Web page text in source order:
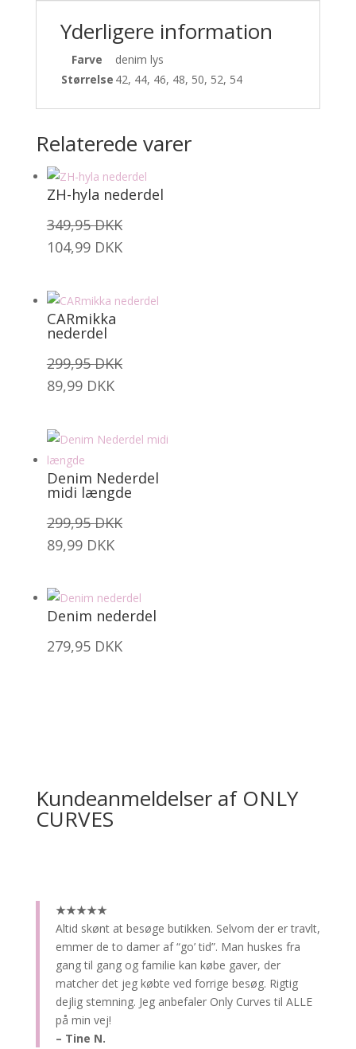
Yderligere information
Farve
denim lys
Størrelse 42, 44, 46, 48, 50, 52, 54
Relaterede varer
ZH-hyla nederdel
349,95DKK
104,99 DKK
CARmikka
nederdel
299,95DKK
89,99 DKK
Denim Nederdel
midi længde
299,95DKK
89,99 DKK
Denim nederdel
279,95 DKK
Kundeanmeldelser af ONLY
CURVES
★★★★★
Altid skønt at besøge butikken. Selvom der er travlt,
emmer de to damer af “go’ tid”. Man huskes fra
gang til gang og familie kan købe gaver, der
matcher det jeg købte ved forrige besøg. Rigtig
dejlig stemning. Jeg anbefaler Only Curves til ALLE
på min vej!
– Tine N.